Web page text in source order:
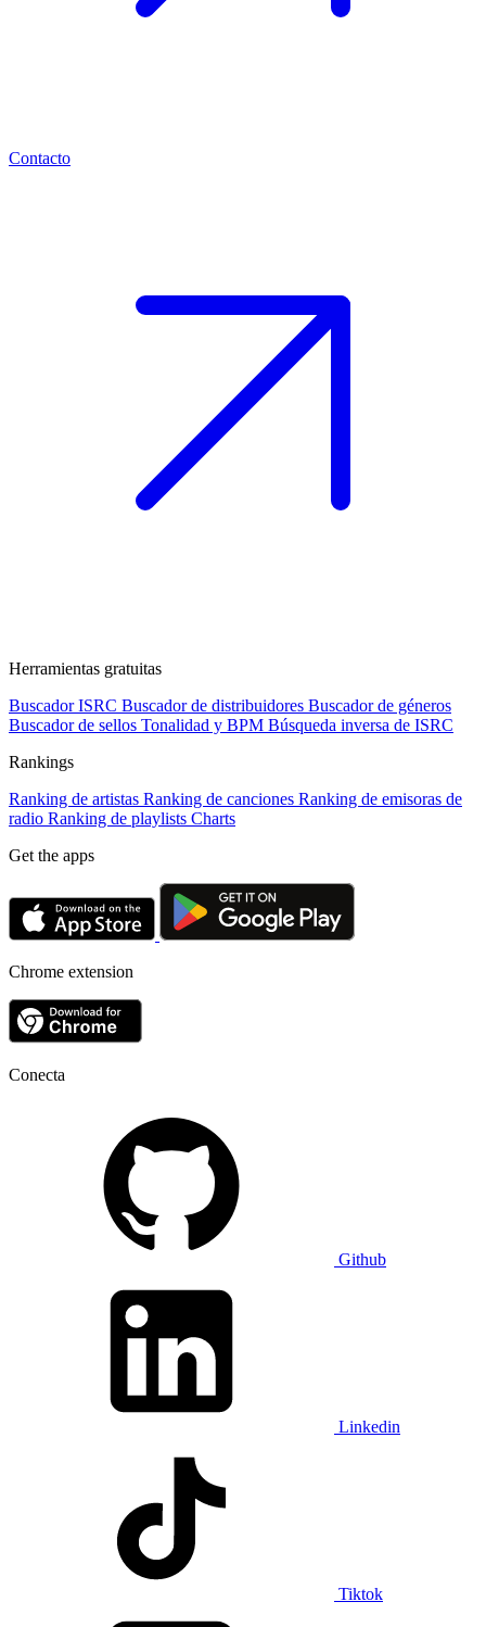
Contacto
Herramientas gratuitas
Buscador ISRC Buscador de distribuidores Buscador de géneros
Buscador de sellos Tonalidad y BPM Búsqueda inversa de ISRC
Rankings
Ranking de artistas Ranking de canciones Ranking de emisoras de
radio Ranking de playlists Charts
Get the apps
Chrome extension
Conecta
Github
Linkedin
Tiktok